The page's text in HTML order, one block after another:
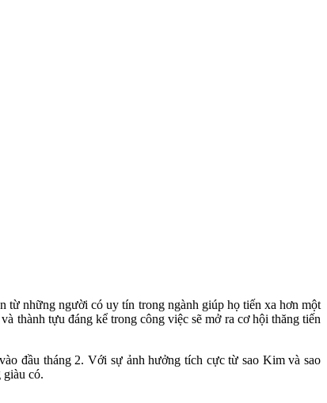
từ những người có uy tín trong ngành giúp họ tiến xa hơn một
thành tựu đáng kể trong công việc sẽ mở ra cơ hội thăng tiến
đầu tháng 2. Với sự ảnh hưởng tích cực từ sao Kim và sao
giàu có.